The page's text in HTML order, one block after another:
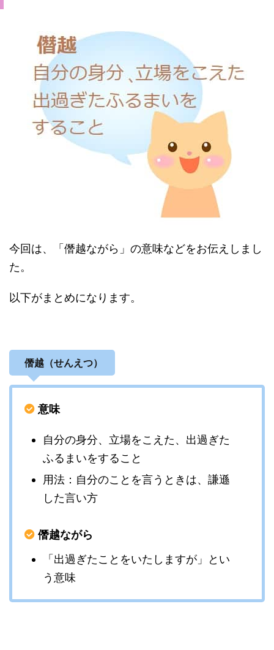
今回は、「僭越ながら」の意味などをお伝えしまし
た。
以下がまとめになります。
僭越（せんえつ）
意味
自分の身分、立場をこえた、出過ぎた
ふるまいをすること
用法：自分のことを言うときは、謙遜
した言い方
僭越ながら
「出過ぎたことをいたしますが」とい
う意味